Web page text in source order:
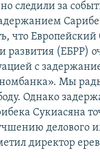
следили за
что Европейский
развития (ЕБРР)
с
Мы
Однако
Сукиасяна
делового
директор